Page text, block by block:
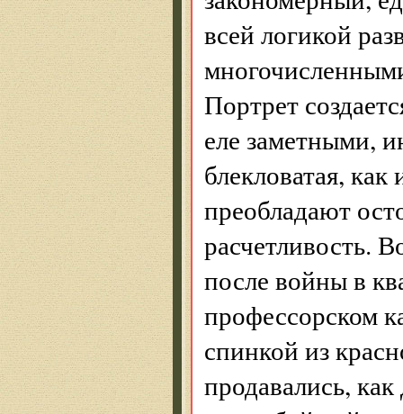
всей логикой
Портрет
еле заметными,
блекловатая,
преобладают
расчетливость.
после войны в
профессорском
спинкой из
продавались,